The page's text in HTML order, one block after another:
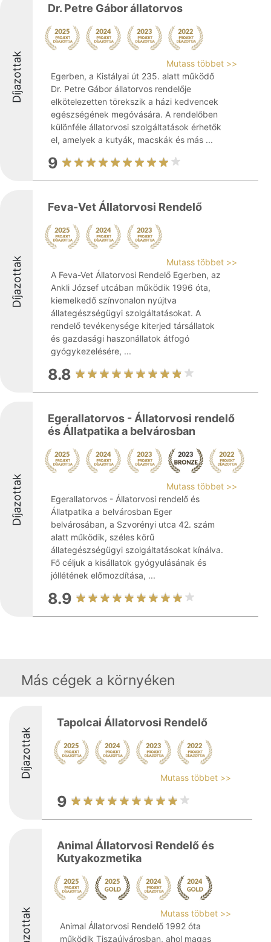
Díjazottak
Dr. Petre Gábor állatorvos
Mutass többet >>
Egerben, a Kistályai út 235. alatt működő
Dr. Petre Gábor állatorvos rendelője
elkötelezetten törekszik a házi kedvencek
egészségének megóvására. A rendelőben
különféle állatorvosi szolgáltatások érhetők
el, amelyek a kutyák, macskák és más ...
9
Díjazottak
Feva-Vet Állatorvosi Rendelő
Mutass többet >>
A Feva-Vet Állatorvosi Rendelő Egerben, az
Ankli József utcában működik 1996 óta,
kiemelkedő színvonalon nyújtva
állategészségügyi szolgáltatásokat. A
rendelő tevékenysége kiterjed társállatok
és gazdasági haszonállatok átfogó
gyógykezelésére, ...
8.8
Díjazottak
Egerallatorvos - Állatorvosi rendelő
és Állatpatika a belvárosban
Mutass többet >>
Egerallatorvos - Állatorvosi rendelő és
Állatpatika a belvárosban Eger
belvárosában, a Szvorényi utca 42. szám
alatt működik, széles körű
állategészségügyi szolgáltatásokat kínálva.
Fő céljuk a kisállatok gyógyulásának és
jóllétének előmozdítása, ...
8.9
Más cégek a környéken
Díjazottak
Tapolcai Állatorvosi Rendelő
Mutass többet >>
9
Animal Állatorvosi Rendelő és
Kutyakozmetika
Mutass többet >>
Animal Állatorvosi Rendelő 1992 óta
működik Tiszaújvárosban, ahol magas